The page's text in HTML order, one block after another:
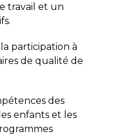
travail et un
participation à
de qualité de
des
enfants et les